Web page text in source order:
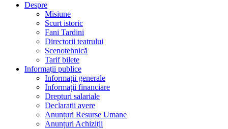
Despre
Misiune
Scurt istoric
Fani Tardini
Directorii teatrului
Scenotehnică
Tarif bilete
Informații publice
Informații generale
Informații financiare
Drepturi salariale
Declarații avere
Anunțuri Resurse Umane
Anunțuri Achiziții